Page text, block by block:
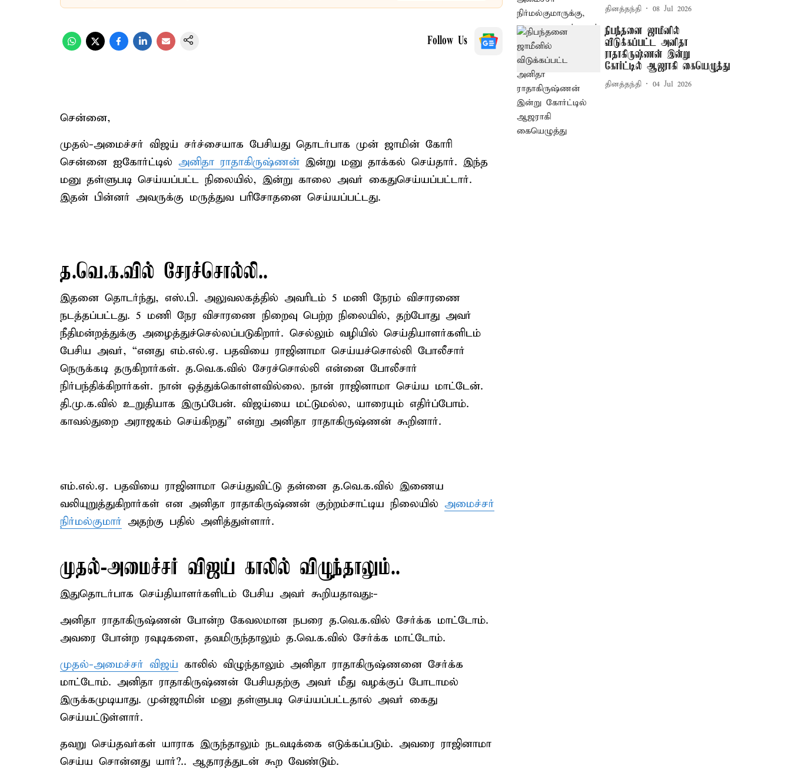
Follow Us
சென்னை,
முதல்-அமைச்சர் விஜய் சர்ச்சையாக பேசியது தொடர்பாக முன் ஜாமின் கோரி
சென்னை ஐகோர்ட்டில் அனிதா ராதாகிருஷ்ணன் இன்று மனு தாக்கல் செய்தார். இந்த
மனு தள்ளுபடி செய்யப்பட்ட நிலையில், இன்று காலை அவர் கைதுசெய்யப்பட்டார்.
இதன் பின்னர் அவருக்கு மருத்துவ பரிசோதனை செய்யப்பட்டது.
த.வெ.க.வில் சேரச்சொல்லி..
இதனை தொடர்ந்து, எஸ்.பி. அலுவலகத்தில் அவரிடம் 5 மணி நேரம் விசாரணை
நடத்தப்பட்டது. 5 மணி நேர விசாரணை நிறைவு பெற்ற நிலையில், தற்போது அவர்
நீதிமன்றத்துக்கு அழைத்துச்செல்லப்படுகிறார். செல்லும் வழியில் செய்தியாளர்களிடம்
பேசிய அவர், “எனது எம்.எல்.ஏ. பதவியை ராஜினாமா செய்யச்சொல்லி போலீசார்
நெருக்கடி தருகிறார்கள். த.வெ.க.வில் சேரச்சொல்லி என்னை போலீசார்
நிர்பந்திக்கிறார்கள். நான் ஒத்துக்கொள்ளவில்லை. நான் ராஜினாமா செய்ய மாட்டேன்.
தி.மு.க.வில் உறுதியாக இருப்பேன். விஜய்யை மட்டுமல்ல, யாரையும் எதிர்ப்போம்.
காவல்துறை அராஜகம் செய்கிறது” என்று அனிதா ராதாகிருஷ்ணன் கூறினார்.
எம்.எல்.ஏ. பதவியை ராஜினாமா செய்துவிட்டு தன்னை த.வெ.க.வில் இணைய
வலியுறுத்துகிறார்கள் என அனிதா ராதாகிருஷ்ணன் குற்றம்சாட்டிய நிலையில் அமைச்சர்
நிர்மல்குமார் அதற்கு பதில் அளித்துள்ளார்.
முதல்-அமைச்சர் விஜய் காலில் விழுந்தாலும்..
இதுதொடர்பாக செய்தியாளர்களிடம் பேசிய அவர் கூறியதாவது:-
அனிதா ராதாகிருஷ்ணன் போன்ற கேவலமான நபரை த.வெ.க.வில் சேர்க்க மாட்டோம்.
அவரை போன்ற ரவுடிகளை, தவமிருந்தாலும் த.வெ.க.வில் சேர்க்க மாட்டோம்.
முதல்-அமைச்சர் விஜய் காலில் விழுந்தாலும் அனிதா ராதாகிருஷ்ணனை சேர்க்க
மாட்டோம். அனிதா ராதாகிருஷ்ணன் பேசியதற்கு அவர் மீது வழக்குப் போடாமல்
இருக்கமுடியாது. முன்ஜாமின் மனு தள்ளுபடி செய்யப்பட்டதால் அவர் கைது
செய்யட்டுள்ளார்.
தவறு செய்தவர்கள் யாராக இருந்தாலும் நடவடிக்கை எடுக்கப்படும். அவரை ராஜினாமா
செய்ய சொன்னது யார்?.. ஆதாரத்துடன் கூற வேண்டும்.
தினத்தந்தி 08 Jul 2026
நிபந்தனை ஜாமீனில்
விடுக்கப்பட்ட அனிதா
ராதாகிருஷ்ணன் இன்று
கோர்ட்டில் ஆஜராகி கையெழுத்து
தினத்தந்தி 04 Jul 2026